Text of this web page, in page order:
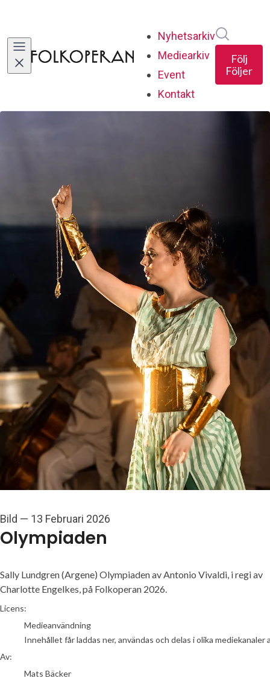
Nyhetsarkiv
Mediearkiv
Event
Kontakt
Följ
Följer
Bild — 13 Februari 2026
Olympiaden
Sally Lundgren (Argene) Olympiaden av Antonio Vivaldi, i regi av
Charlotte Engelkes, på Folkoperan 2026.
Mats Bäcker
Licens:
Medieanvändning
Innehållet får laddas ner, användas och delas i olika
Av:
Mats Bäcker